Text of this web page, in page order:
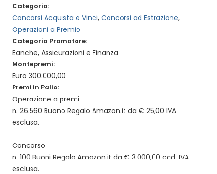
Categoria:
Concorsi Acquista e Vinci, Concorsi ad Estrazione,
Operazioni a Premio
Categoria Promotore:
Banche, Assicurazioni e Finanza
Montepremi:
Euro 300.000,00
Premi in Palio:
Operazione a premi
n. 26.560 Buono Regalo Amazon.it da € 25,00 IVA
esclusa.
Concorso
n. 100 Buoni Regalo Amazon.it da € 3.000,00 cad. IVA
esclusa.